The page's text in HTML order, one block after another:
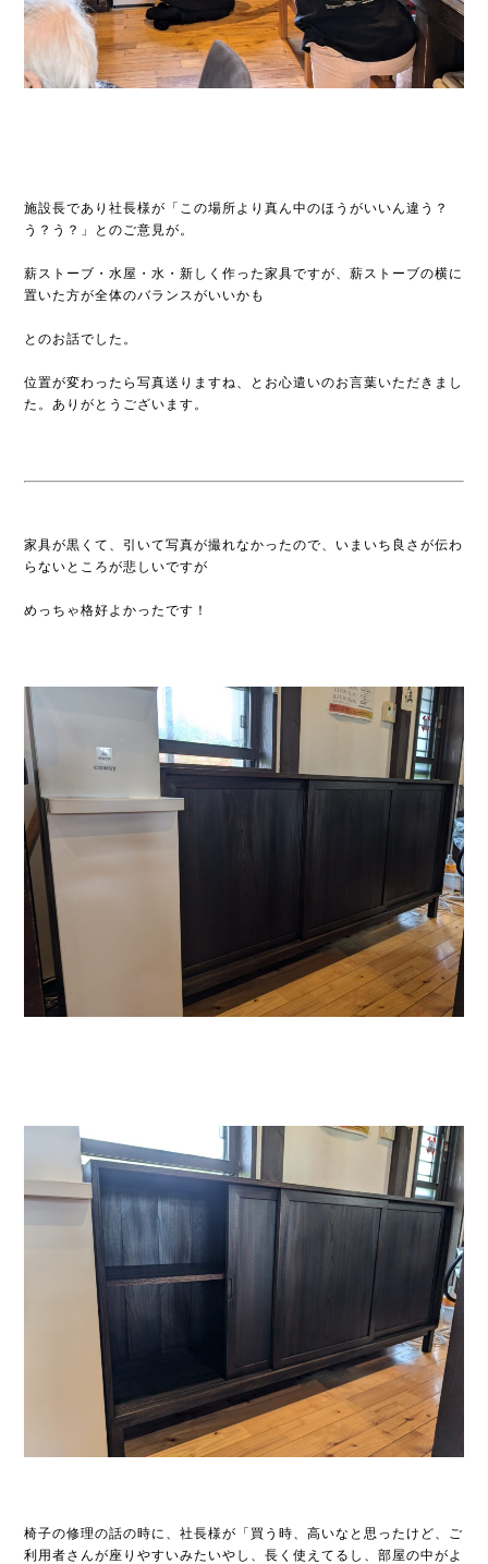
施設長であり社長様が「この場所より真ん中のほうがいいん違う？
う？う？」とのご意見が。
薪ストーブ・水屋・水・新しく作った家具ですが、薪ストーブの横に
置いた方が全体のバランスがいいかも
とのお話でした。
位置が変わったら写真送りますね、とお心遣いのお言葉いただきまし
た。ありがとうございます。
家具が黒くて、引いて写真が撮れなかったので、いまいち良さが伝わ
らないところが悲しいですが
めっちゃ格好よかったです！
椅子の修理の話の時に、社長様が「買う時、高いなと思ったけど、ご
利用者さんが座りやすいみたいやし、長く使えてるし、部屋の中がよ